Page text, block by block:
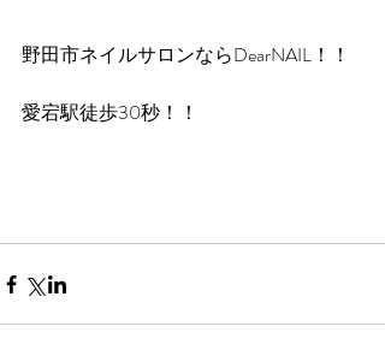
野田市ネイルサロンならDearNAIL！！
愛宕駅徒歩30秒！！